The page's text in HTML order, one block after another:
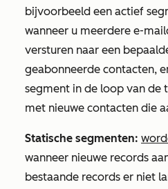
bijvoorbeeld een actief
wanneer u meerdere e-
versturen naar een
geabonneerde contacten,
segment in de loop van
met nieuwe contacten die
Statische segmenten:
wanneer nieuwe records
bestaande records er niet